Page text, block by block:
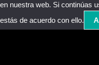
en nuestra web. Si continúas
estás de acuerdo con ello.